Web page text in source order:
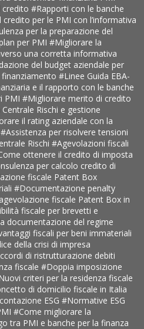
credito#Rapporti con le banche
per le PMI con l’informativa
per la preparazione del
per PMI#Migliorare la
una corretta informativa
del budget aziendale per
finanziamento#Linee Guida EBA-
e il rapporto con le banche
PMI#Migliorare merito di credito
Rischi e gestione
il rating aziendale con la
#Assistenza per risolvere tensioni
Rischi#Agevolazioni fiscali
ottenere il credito di imposta
per calcolo credito di
fiscale Patent Box
#Documentazione penalty
fiscale Patent Box in
fiscale per brevetti e
documentazione del regime
fiscali per beni immateriali
della crisi di impresa
di ristrutturazione debiti
fiscale#Doppia imposizione
criteri per la residenza fiscale
di domicilio fiscale in Italia
ESG#Normative ESG
#Come migliorare la
tra PMI e banche per la finanza